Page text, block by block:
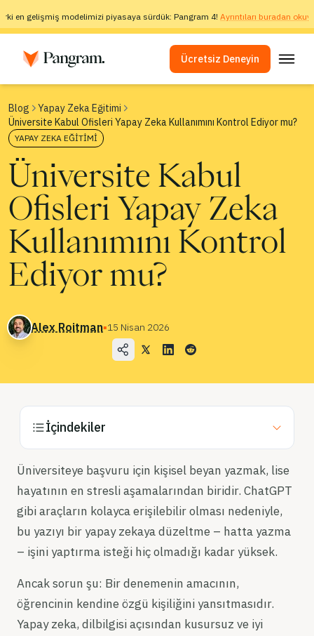
en gelişmiş modelimizi piyasaya sürdük: Pangram 4! Ayrıntıları buradan
Ücretsiz Deneyin
AI Algılayıcı
Görüntü Algılayıcı
Tarayıcı Eklentisi
API
Entegrasyonlar
İntihal Kontrolü
Çok Dilli Yapay Zeka Algılama
Kullanım Örnekleri
Şirket
Satış Departmanı ile İletişime Geçin
Giriş
Ücretsiz Deneyin
Blog
Yapay Zeka Eğitimi
Üniversite Kabul Ofisleri Yapay Zeka Kullanımını Kontrol Ediyor mu?
YAPAY ZEKA EĞITIMI
Üniversite Kabul
Ofisleri Yapay Zeka
Kullanımını Kontrol
Ediyor mu?
Alex Roitman▪15 Nisan 2026
İçindekiler
Üniversiteye başvuru için kişisel beyan yazmak, lise
hayatının en stresli aşamalarından biridir. ChatGPT
gibi araçların kolayca erişilebilir olması nedeniyle,
bu yazıyı bir yapay zekaya düzeltme – hatta yazma
– işini yaptırma isteği hiç olmadığı kadar yüksek.
Ancak sorun şu: Bir denemenin amacının,
öğrencinin kendine özgü kişiliğini yansıtmasıdır.
Yapay zeka, dilbilgisi açısından kusursuz ve iyi